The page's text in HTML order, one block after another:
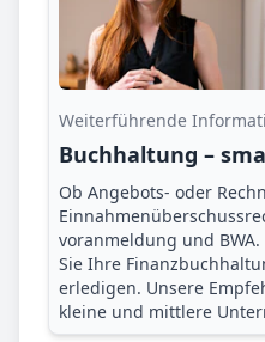
Weiterführende
Buchhaltung –
Ob Angebots- oder
voranmeldung und
Sie Ihre
erledigen. Unsere
kleine und mittlere